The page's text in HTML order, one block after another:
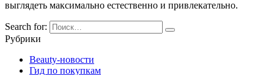
выглядеть максимально естественно и привлекательно.
Search for:
Рубрики
Beauty-новости
Гид по покупкам